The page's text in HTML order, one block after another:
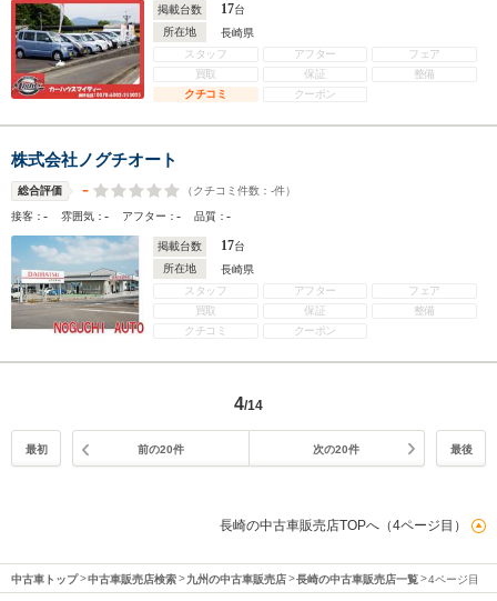
掲載台数 17台
所在地
長崎県
スタッフ
アフター
フェア
買取
保証
整備
クチコミ
クーポン
株式会社ノグチオート
総合評価 - （クチコミ件数： -件）
接客：- 雰囲気：- アフター：- 品質：-
掲載台数 17台
所在地
長崎県
スタッフ
アフター
フェア
買取
保証
整備
クチコミ
クーポン
4/14
最初 前の20件 次の20件 最後
長崎の中古車販売店TOPへ（4ページ目）
中古車トップ 中古車販売店検索 九州の中古車販売店 長崎の中古車販売店一覧 4ページ目